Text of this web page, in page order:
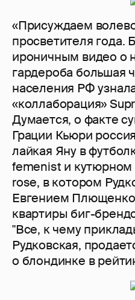
«Присуждаем
просветителя года.
ироничным видео о
гардероба большая
населения РФ
«коллаборация»
Думается, о факте
Грации Кьюри
лайкая Яну в
femenist и кутюрном
rose, в котором
Евгением
квартиры биг-
"Все, к чему
Рудковская,
о блондинке в